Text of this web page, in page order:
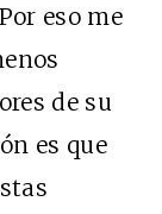
eso me
de su
es que